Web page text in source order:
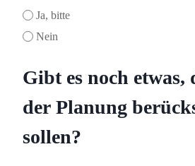
Ja, bitte
Nein
Gibt es noch
der Planung
sollen?